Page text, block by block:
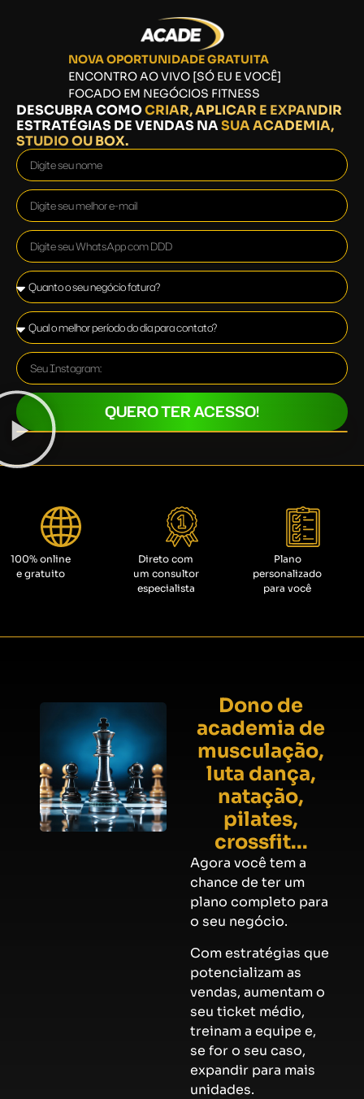
NOVA OPORTUNIDADE GRATUITA
ENCONTRO AO VIVO [SÓ EU E VOCÊ]
FOCADO EM NEGÓCIOS FITNESS
DESCUBRA COMOCRIAR, APLICAR E EXPANDIR
ESTRATÉGIAS DE VENDAS NASUA ACADEMIA,
STUDIO OU BOX.
QUERO TER ACESSO!
100% online
e gratuito
Direto com
um consultor
especialista
Plano
personalizado
para você
Dono de
academia de
musculação,
luta dança,
natação,
pilates,
crossfit...
Agora você tem a
chance de ter um
plano completo para
o seu negócio.
Com estratégias que
potencializam as
vendas, aumentam o
seu ticket médio,
treinam a equipe e,
se for o seu caso,
expandir para mais
unidades.